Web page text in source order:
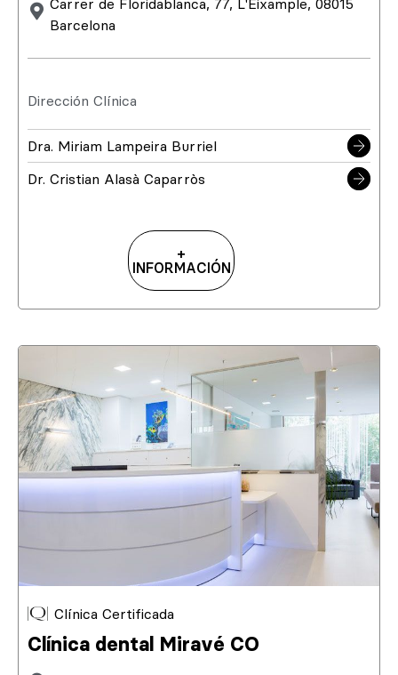
Carrer de Floridablanca, 77, L'Eixample, 08015
Barcelona
Dirección Clínica
Dra. Miriam Lampeira Burriel
Dr. Cristian Alasà Caparròs
+
INFORMACIÓN
Clínica Certificada
Clínica dental Miravé CO